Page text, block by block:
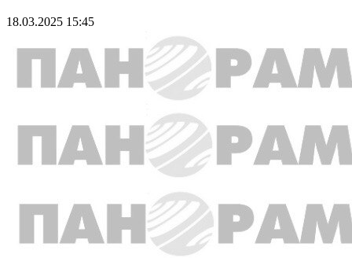
18.03.2025 15:45